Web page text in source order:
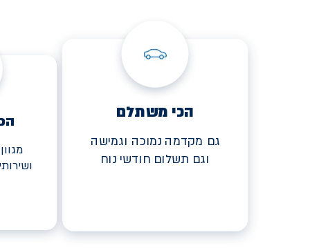
הכי משתלם
גם מקדמה נמוכה וגמישה
וגם תשלום חודשי נוח